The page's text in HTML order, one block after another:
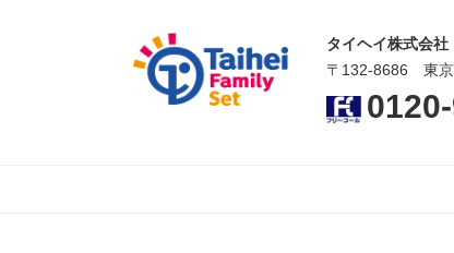
タイヘイ株式会社
〒132-8686 東京